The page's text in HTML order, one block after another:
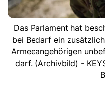
Das Parlament hat
bei Bedarf ein
Armeeangehörigen
darf. (Archivbild) -